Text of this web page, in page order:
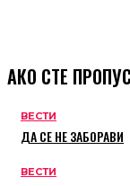
АКО СТЕ
ВЕСТИ
ДА СЕ НЕ ЗАБОРАВИ
ВЕСТИ